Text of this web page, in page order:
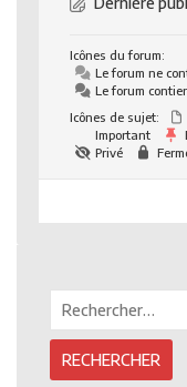
Icônes du forum:
Le forum ne
Le forum
Icônes de sujet:
Important
Privé